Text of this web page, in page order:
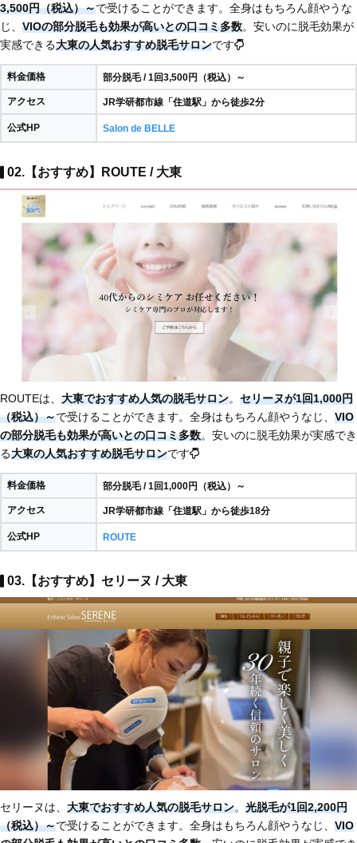
3,500円（税込）～で受けることができます。全身はもちろん顔やうな
じ、 VIOの部分脱毛も効果が高いとの口コミ多数。安いのに脱毛効果が
実感できる大東の人気おすすめ脱毛サロンです
料金価格 部分脱毛 / 1回3,500円（税込）～
アクセス JR学研都市線「住道駅」から徒歩2分
公式HP Salon de BELLE
02.【おすすめ】ROUTE / 大東
ROUTEは、 大東でおすすめ人気の脱毛サロン。 セリーヌが1回1,000円
（税込）～で受けることができます。全身はもちろん顔やうなじ、 VIO
の部分脱毛も効果が高いとの口コミ多数。安いのに脱毛効果が実感でき
る大東の人気おすすめ脱毛サロンです
料金価格 部分脱毛 / 1回1,000円（税込）～
アクセス JR学研都市線「住道駅」から徒歩18分
公式HP ROUTE
03.【おすすめ】セリーヌ / 大東
セリーヌは、 大東でおすすめ人気の脱毛サロン。 光脱毛が1回2,200円
（税込）～で受けることができます。全身はもちろん顔やうなじ、 VIO